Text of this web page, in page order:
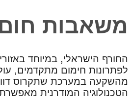
משאבות חום
החורף הישראלי, במיוחד
לפתרונות חימום מתקדמים,
מהשקעה במערכת שתקרוס
הטכנולוגיה המודרנית